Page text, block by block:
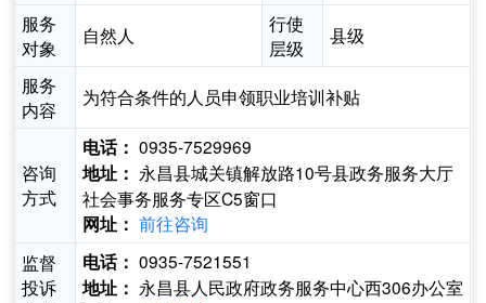
服务
对象
自然人
行使
层级
县级
服务
内容
为符合条件的人员申领职业培训补贴
咨询
方式
电话： 0935-7529969
地址： 永昌县城关镇解放路10号县政务服务大厅
社会事务服务专区C5窗口
网址： 前往咨询
监督
投诉
电话： 0935-7521551
地址： 永昌县人民政府政务服务中心西306办公室